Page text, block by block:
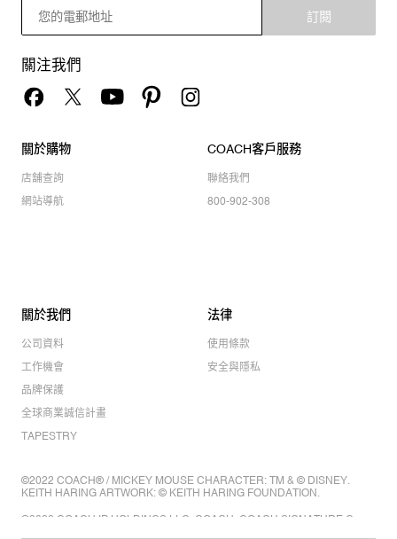
訂閱
關注我們
關於購物
店舖查詢
網站導航
COACH客戶服務
聯絡我們
800-902-308
關於我們
公司資料
工作機會
品牌保護
全球商業誠信計畫
TAPESTRY
法律
使用條款
安全與隱私
©2022 COACH® / MICKEY MOUSE CHARACTER: TM & © DISNEY.
KEITH HARING ARTWORK: © KEITH HARING FOUNDATION.
©2022 COACH IP HOLDINGS LLC. COACH, COACH SIGNATURE C